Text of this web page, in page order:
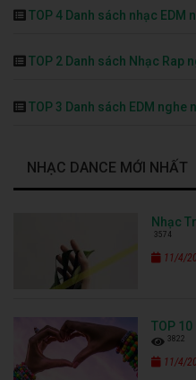
TOP 4 Danh sách nhạc EDM
TOP 2 Danh sách Nhạc Rap
TOP 3 Danh sách EDM nghe
NHẠC DANCE MỚI NHẤT
Nhạc
3574
11/4/
TOP 10
3822
11/4/